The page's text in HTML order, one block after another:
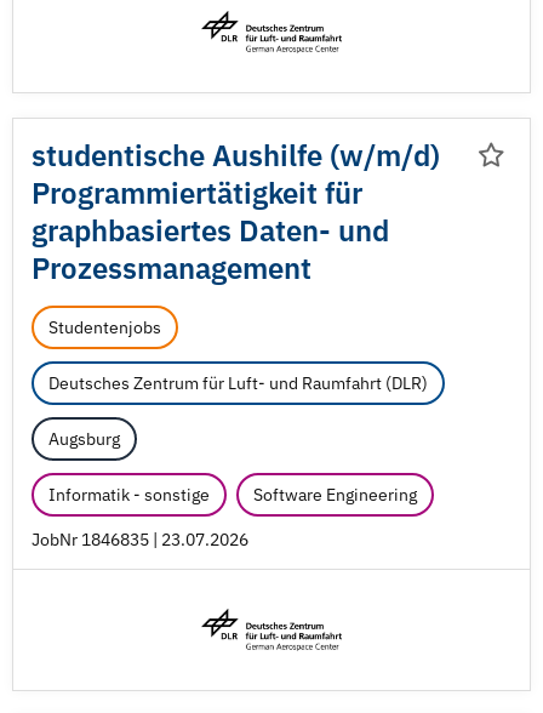
studentische Aushilfe (w/m/d)
Programmiertätigkeit für
graphbasiertes Daten- und
Prozessmanagement
Studentenjobs
Deutsches Zentrum für Luft- und Raumfahrt (DLR)
Augsburg
Informatik - sonstige Software Engineering
JobNr 1846835 | 23.07.2026